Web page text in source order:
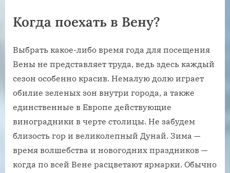
Когда поехать в Вену?
Выбрать какое-либо время года для посещения
Вены не представляет труда, ведь здесь каждый
сезон особенно красив. Немалую долю играет
обилие зеленых зон внутри города, а также
единственные в Европе действующие
виноградники в черте столицы. Не забудем
близость гор и великолепный Дунай. Зима —
время волшебства и новогодних праздников —
когда по всей Вене расцветают ярмарки. Обычно